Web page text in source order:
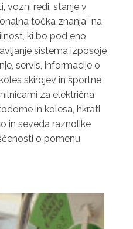
vozni redi, stanje v
točka znanja” na
ki bo pod eno
sistema izposoje
servis, informacije o
skirojev in športne
za električna
in kolesa, hkrati
in seveda raznolike
o pomenu